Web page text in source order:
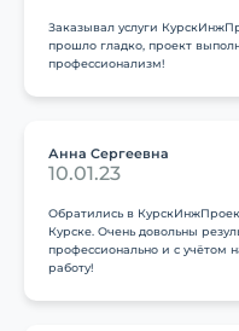
Заказывал услуги
прошло гладко, проект
профессионализм!
Анна Сергеевна
10.01.23
Обратились в
Курске. Очень довольны
профессионально и с учётом
работу!